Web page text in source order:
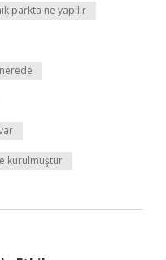
parkta ne yapılır
kurulmuştur